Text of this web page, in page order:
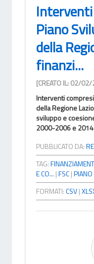
Piano
della
finanzi...
[CREATO IL: 02/
Interventi
della Regione
sviluppo e
2000-2006 e
PUBBLICATO DA:
TAG:
E CO... |FSC|PIANO
FORMATI:CSV|